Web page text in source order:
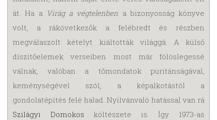
át. Ha a Virág a végtelenben a bizonyosság könyve
volt, a rákövetkezők a felébredt és részben
megválaszolt kételyt kiáltották világgá. A külső
díszítőelemek verseiben most már fölöslegessé
válnak, valóban a tőmondatok puritánságával,
keménységével szól, a képalkotástól a
gondolatépítés felé halad. Nyilvánvaló hatással van rá
Szilágyi Domokos költészete is. Így 1973-as